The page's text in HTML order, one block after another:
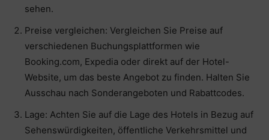
sehen.
Preise vergleichen: Vergleichen Sie Preise auf
verschiedenen Buchungsplattformen wie
Booking.com, Expedia oder direkt auf der Hotel-
Website, um das beste Angebot zu finden. Halten Sie
Ausschau nach Sonderangeboten und Rabattcodes.
Lage: Achten Sie auf die Lage des Hotels in Bezug auf
Sehenswürdigkeiten, öffentliche Verkehrsmittel und